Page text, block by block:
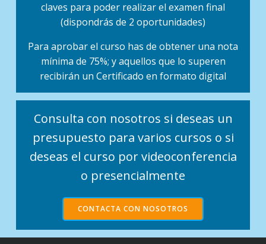
claves para poder realizar el examen final
(dispondrás de 2 oportunidades)
Para aprobar el curso has de obtener una nota
mínima de 75%; y aquellos que lo superen
recibirán un Certificado en formato digital
Consulta con nosotros si deseas un
presupuesto para varios cursos o si
deseas el curso por videoconferencia
o presencialmente
CONTACTA CON NOSOTROS